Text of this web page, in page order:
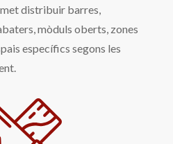
distribuir barres,
mòduls oberts, zones
específics segons les